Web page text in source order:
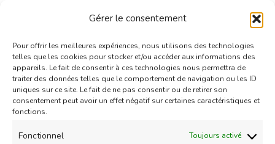
Gérer le consentement
Pour offrir les meilleures expériences, nous utilisons des technologies
telles que les cookies pour stocker et/ou accéder aux informations des
appareils. Le fait de consentir à ces technologies nous permettra de
traiter des données telles que le comportement de navigation ou les ID
uniques sur ce site. Le fait de ne pas consentir ou de retirer son
consentement peut avoir un effet négatif sur certaines caractéristiques et
fonctions.
Fonctionnel Toujours activé